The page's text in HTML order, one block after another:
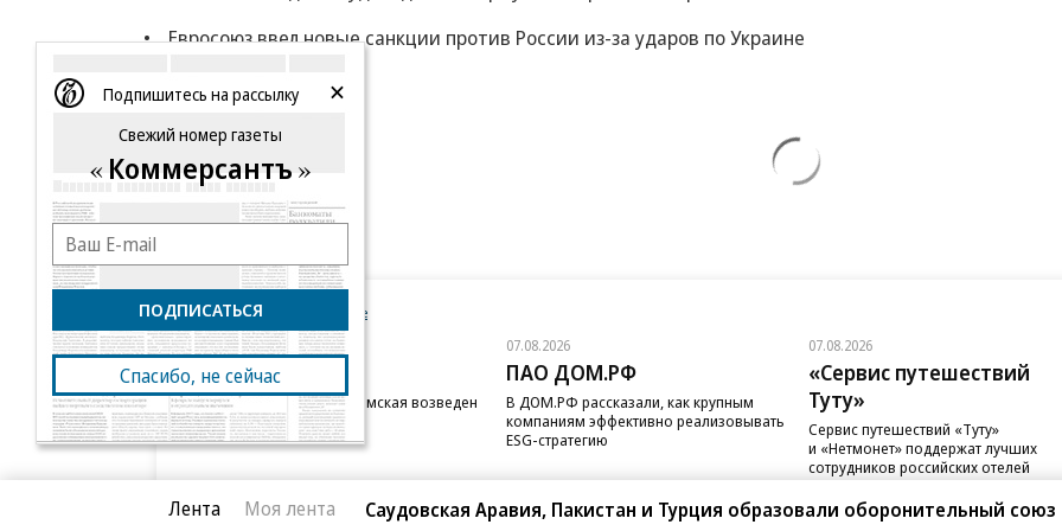
Евросоюз ввел новые санкции против России из-за ударов по Украине
Новости компаний Все
07.08.2026
STONE
Бизнес-центр STONE Римская возведен
в полную высоту
07.08.2026
ПАО ДОМ.РФ
В ДОМ.РФ рассказали, как крупным
компаниям эффективно реализовывать
ESG-стратегию
07.08.2026
«Сервис путешествий
Туту»
Сервис путешествий «Туту»
и «Нетмонет» поддержат лучших
сотрудников российских отелей
Лента Моя лента Саудовская Аравия, Пакистан и Турция образовали оборонительный союз
Подпишитесь на рассылку
Свежий номер газеты
Коммерсантъ
ПОДПИСАТЬСЯ
Спасибо, не сейчас